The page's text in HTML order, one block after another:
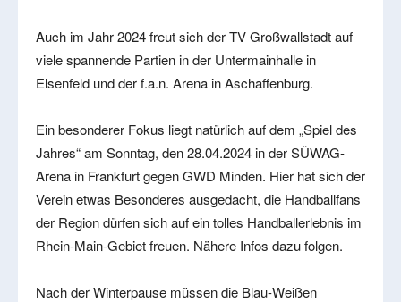
Auch im Jahr 2024 freut sich der TV Großwallstadt auf
viele spannende Partien in der Untermainhalle in
Elsenfeld und der f.a.n. Arena in Aschaffenburg.
Ein besonderer Fokus liegt natürlich auf dem „Spiel des
Jahres“ am Sonntag, den 28.04.2024 in der SÜWAG-
Arena in Frankfurt gegen GWD Minden. Hier hat sich der
Verein etwas Besonderes ausgedacht, die Handballfans
der Region dürfen sich auf ein tolles Handballerlebnis im
Rhein-Main-Gebiet freuen. Nähere Infos dazu folgen.
Nach der Winterpause müssen die Blau-Weißen